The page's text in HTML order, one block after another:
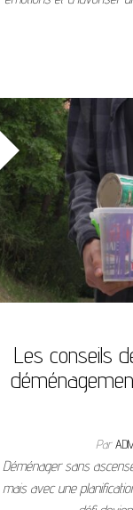
Les conseils
Par
Déménager sans
mais avec une